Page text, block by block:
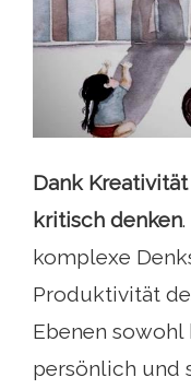
Dank
kritisch denken
komplexe
Produktivität
Ebenen
persönlich und